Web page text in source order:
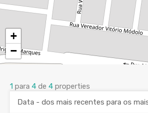
+
−
1 para 4 de 4 properties
Data - dos mais recentes para os